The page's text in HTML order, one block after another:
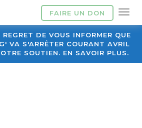
FAIRE UN DON
DE VOUS INFORMER QUE
VA S'ARRÊTER COURANT AVRIL
SOUTIEN. EN SAVOIR PLUS.